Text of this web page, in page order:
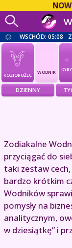
WSCHÓD: 05:08
KOZIOROŻEC WODNIK RYBY
DZIENNY
Zodiakalne
przyciągać do
taki zestaw
bardzo krótkim
Wodników
pomysły na
analitycznym,
w dziesiątkę” i